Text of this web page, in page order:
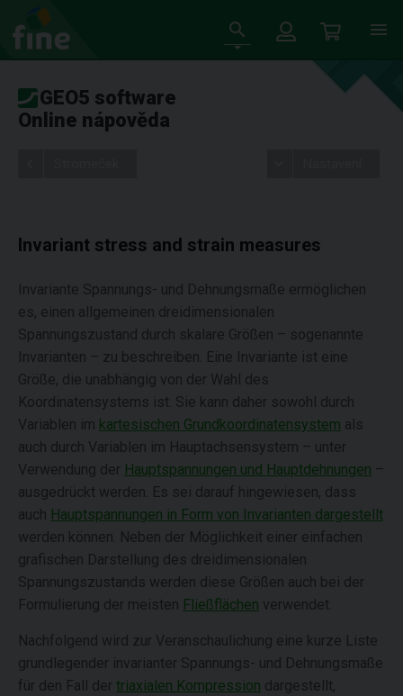
GEO5 software
Online nápověda
Invariant stress and strain measures
Invariante Spannungs- und Dehnungsmaße ermöglichen
es, einen allgemeinen dreidimensionalen
Spannungszustand durch skalare Größen – sogenannte
Invarianten – zu beschreiben. Eine Invariante ist eine
Größe, die unabhängig von der Wahl des
Koordinatensystems ist. Sie kann daher sowohl durch
Variablen im kartesischen Grundkoordinatensystem als
auch durch Variablen im Hauptachsensystem – unter
Verwendung der Hauptspannungen und Hauptdehnungen –
ausgedrückt werden. Es sei darauf hingewiesen, dass
auch Hauptspannungen in Form von Invarianten dargestellt
werden können. Neben der Möglichkeit einer einfachen
grafischen Darstellung des dreidimensionalen
Spannungszustands werden diese Größen auch bei der
Formulierung der meisten Fließflächen verwendet.
Nachfolgend wird zur Veranschaulichung eine kurze Liste
grundlegender invarianter Spannungs- und Dehnungsmaße
für den Fall der triaxialen Kompression dargestellt,